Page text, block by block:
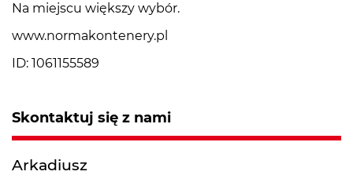
Na miejscu większy wybór.
www.normakontenery.pl
ID: 1061155589
Skontaktuj się z nami
Arkadiusz